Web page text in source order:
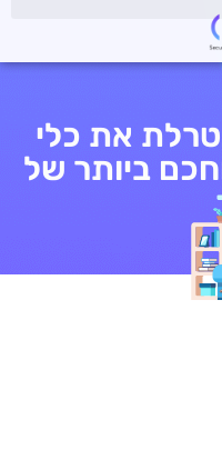
את כלי
ביותר של